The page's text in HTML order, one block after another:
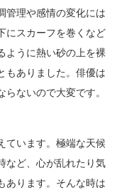
管理や感情の変化には
にスカーフを巻くなど
ように熱い砂の上を裸
もありました。俳優は
ないので大変です。
ています。極端な天候
など、心が乱れたり気
あります。そんな時は